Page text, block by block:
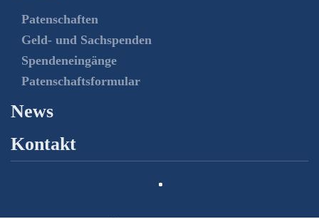
Patenschaften
Geld- und Sachspenden
Spendeneingänge
Patenschaftsformular
News
Kontakt